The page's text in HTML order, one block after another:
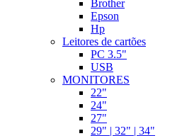
Brother
Epson
Hp
Leitores de cartões
PC 3.5"
USB
MONITORES
22"
24"
27"
29" | 32" | 34"